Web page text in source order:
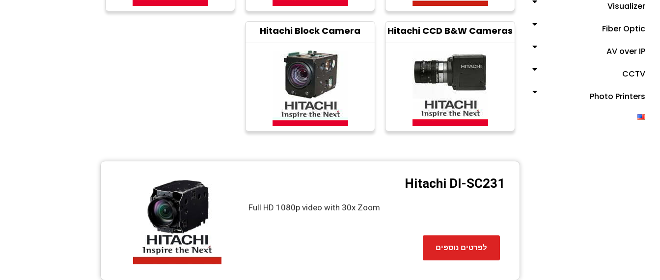
Visualizer
Fiber Optic
AV over IP
CCTV
Photo Printers
Hitachi CCD B&W Cameras
Hitachi Block Camera
Hitachi DI-SC231
Full HD 1080p video with 30x Zoom
לפרטים נוספים